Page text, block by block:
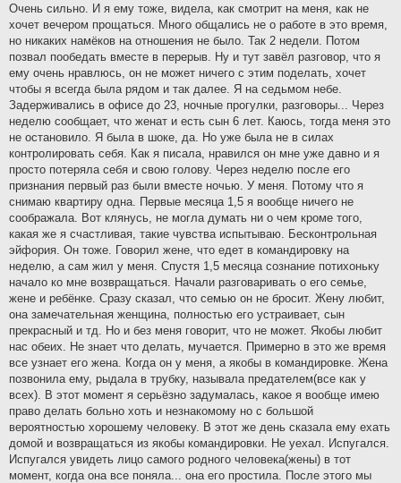
Очень сильно. И я ему тоже, видела, как смотрит на меня, как не
хочет вечером прощаться. Много общались не о работе в это время,
но никаких намёков на отношения не было. Так 2 недели. Потом
позвал пообедать вместе в перерыв. Ну и тут завёл разговор, что я
ему очень нравлюсь, он не может ничего с этим поделать, хочет
чтобы я всегда была рядом и так далее. Я на седьмом небе.
Задерживались в офисе до 23, ночные прогулки, разговоры... Через
неделю сообщает, что женат и есть сын 6 лет. Каюсь, тогда меня это
не остановило. Я была в шоке, да. Но уже была не в силах
контролировать себя. Как я писала, нравился он мне уже давно и я
просто потеряла себя и свою голову. Через неделю после его
признания первый раз были вместе ночью. У меня. Потому что я
снимаю квартиру одна. Первые месяца 1,5 я вообще ничего не
соображала. Вот клянусь, не могла думать ни о чем кроме того,
какая же я счастливая, такие чувства испытываю. Бесконтрольная
эйфория. Он тоже. Говорил жене, что едет в командировку на
неделю, а сам жил у меня. Спустя 1,5 месяца сознание потихоньку
начало ко мне возвращаться. Начали разговаривать о его семье,
жене и ребёнке. Сразу сказал, что семью он не бросит. Жену любит,
она замечательная женщина, полностью его устраивает, сын
прекрасный и тд. Но и без меня говорит, что не может. Якобы любит
нас обеих. Не знает что делать, мучается. Примерно в это же время
все узнает его жена. Когда он у меня, а якобы в командировке. Жена
позвонила ему, рыдала в трубку, называла предателем(все как у
всех). В этот момент я серьёзно задумалась, какое я вообще имею
право делать больно хоть и незнакомому но с большой
вероятностью хорошему человеку. В этот же день сказала ему ехать
домой и возвращаться из якобы командировки. Не уехал. Испугался.
Испугался увидеть лицо самого родного человека(жены) в тот
момент, когда она все поняла... она его простила. После этого мы